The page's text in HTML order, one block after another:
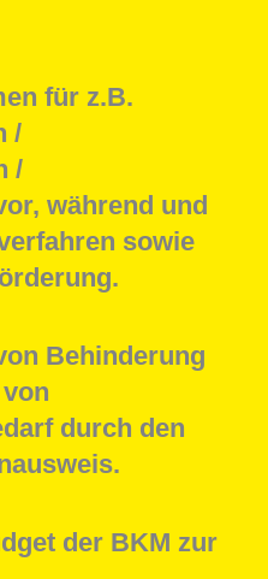
für z.B.
/
/
während und
sowie
Behinderung
durch den
der BKM zur